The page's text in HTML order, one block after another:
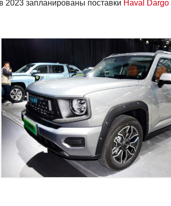
2023 запланированы поставки Haval Dargo